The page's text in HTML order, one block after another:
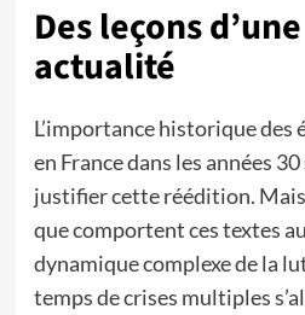
Des leçons
actualité
L’importance historique des
en France dans les années
justifier cette réédition.
que comportent ces textes
dynamique complexe de la
temps de crises multiples